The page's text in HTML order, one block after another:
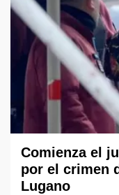
Comienza el
por el crimen
Lugano